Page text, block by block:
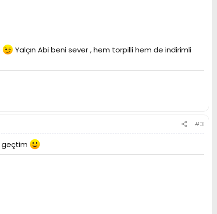
Yalçın Abi beni sever , hem torpilli hem de indirimli
#3
geçtim